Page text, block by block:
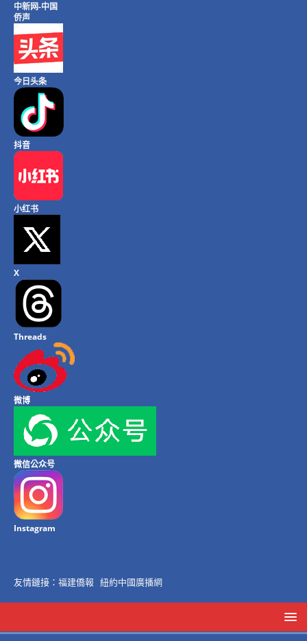
中新网-中国
侨声
今日头条
抖音
小红书
X
Threads
微博
微信公众号
Instagram
友情鏈接： 福建僑報 紐約中國廣播網